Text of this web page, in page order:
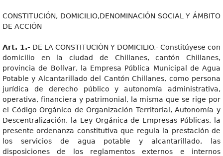
CONSTITUCIÓN, DOMICILIO,DENOMINACIÓN SOCIAL Y ÁMBITO
DE ACCIÓN
Art. 1.- DE LA CONSTITUCIÓN Y DOMICILIO.- Constitúyese con
domicilio en la ciudad de Chillanes, cantón Chillanes,
provincia de Bolívar, la Empresa Pública Municipal de Agua
Potable y Alcantarillado del Cantón Chillanes, como persona
jurídica de derecho público y autonomía administrativa,
operativa, financiera y patrimonial, la misma que se rige por
el Código Orgánico de Organización Territorial, Autonomía y
Descentralización, la Ley Orgánica de Empresas Públicas, la
presente ordenanza constitutiva que regula la prestación de
los servicios de agua potable y alcantarillado, las
disposiciones de los reglamentos externos e internos